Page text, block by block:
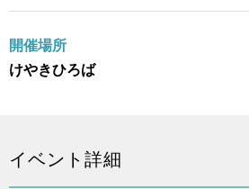
開催場所
けやきひろば
イベント詳細